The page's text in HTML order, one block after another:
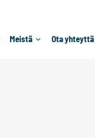
Meistä Ota yhteyttä